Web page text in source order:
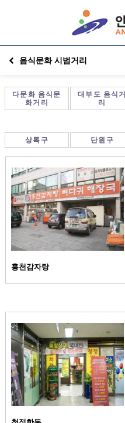
음식문화 시범거리
다문화 음식문
화거리
대부도 음식거
리
상록구 단원구
홍천감자탕